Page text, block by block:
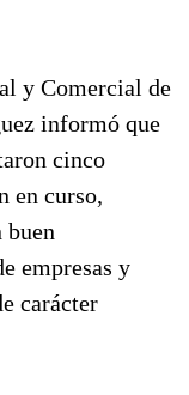
y Comercial de
informó que
cinco
en curso,
buen
empresas y
carácter